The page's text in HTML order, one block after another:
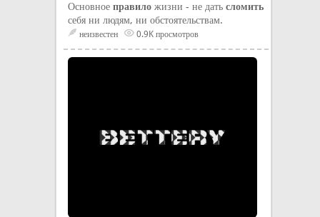
Основное правило жизни - не дать сломить
себя ни людям, ни обстоятельствам.
неизвестен 0.9K просмотров